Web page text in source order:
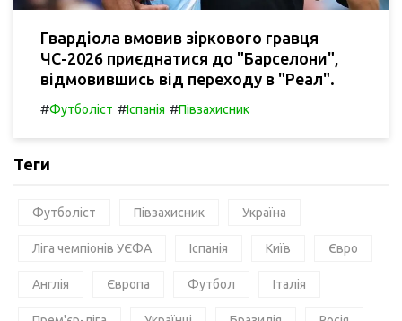
Гвардіола вмовив зіркового гравця
ЧС-2026 приєднатися до "Барселони",
відмовившись від переходу в "Реал".
#Футболіст #Іспанія #Півзахисник
Теги
Футболіст Півзахисник Україна
Ліга чемпіонів УЄФА Іспанія Київ Євро
Англія Європа Футбол Італія